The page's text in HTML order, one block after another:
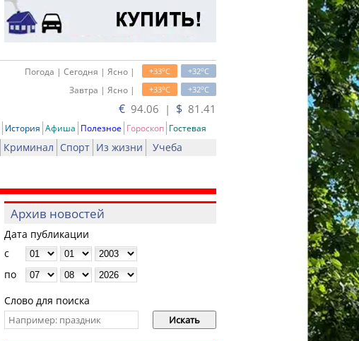
+32oC
+33oC
Погода | Сегодня | Ясно |
+32oC
+33oC
Завтра | Ясно |
€ 94.06 | $ 81.41
История Афиша Полезное Гороскоп Гостевая
Криминал Спорт Из жизни Учеба
Архив новостей
Дата публикации
с
по
Слово для поиска